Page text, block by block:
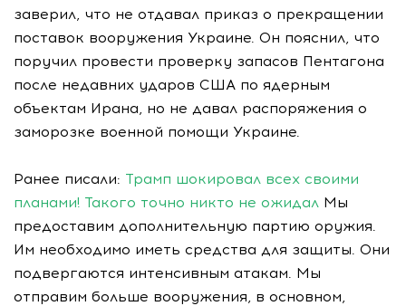
заверил, что не отдавал приказ о прекращении
поставок вооружения Украине. Он пояснил, что
поручил провести проверку запасов Пентагона
после недавних ударов США по ядерным
объектам Ирана, но не давал распоряжения о
заморозке военной помощи Украине.
Ранее писали: Трамп шокировал всех своими
планами! Такого точно никто не ожидал Мы
предоставим дополнительную партию оружия.
Им необходимо иметь средства для защиты. Они
подвергаются интенсивным атакам. Мы
отправим больше вооружения, в основном,